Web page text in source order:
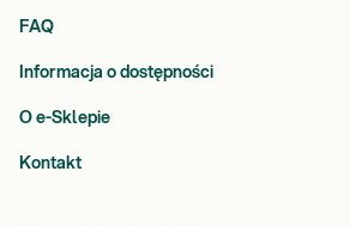
FAQ
Informacja o dostępności
O e-Sklepie
Kontakt